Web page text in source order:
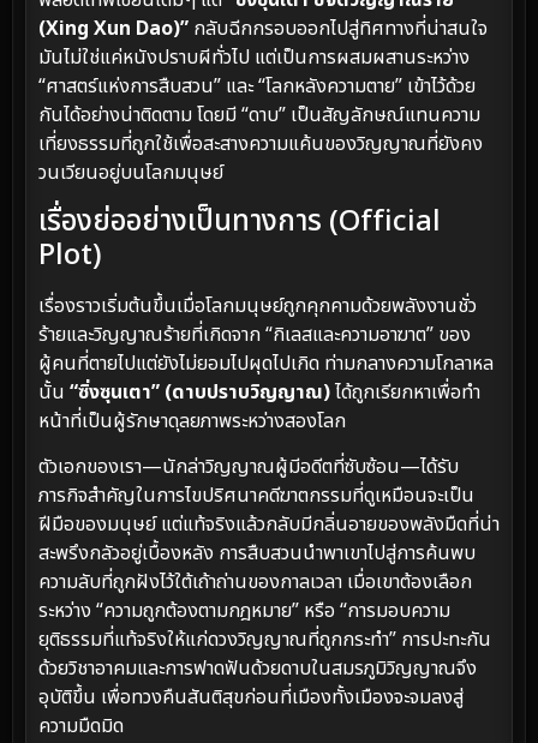
(Xing Xun Dao)” กลับฉีกกรอบออกไปสู่ทิศทางที่น่าสนใจ
มันไม่ใช่แค่หนังปราบผีทั่วไป แต่เป็นการผสมผสานระหว่าง
“ศาสตร์แห่งการสืบสวน” และ “โลกหลังความตาย” เข้าไว้ด้วย
กันได้อย่างน่าติดตาม โดยมี “ดาบ” เป็นสัญลักษณ์แทนความ
เที่ยงธรรมที่ถูกใช้เพื่อสะสางความแค้นของวิญญาณที่ยังคง
วนเวียนอยู่บนโลกมนุษย์
เรื่องย่ออย่างเป็นทางการ (Official
Plot)
เรื่องราวเริ่มต้นขึ้นเมื่อโลกมนุษย์ถูกคุกคามด้วยพลังงานชั่ว
ร้ายและวิญญาณร้ายที่เกิดจาก “กิเลสและความอาฆาต” ของ
ผู้คนที่ตายไปแต่ยังไม่ยอมไปผุดไปเกิด ท่ามกลางความโกลาหล
นั้น “ซิ่งซุนเตา” (ดาบปราบวิญญาณ)ได้ถูกเรียกหาเพื่อทำ
หน้าที่เป็นผู้รักษาดุลยภาพระหว่างสองโลก
ตัวเอกของเรา—นักล่าวิญญาณผู้มีอดีตที่ซับซ้อน—ได้รับ
ภารกิจสำคัญในการไขปริศนาคดีฆาตกรรมที่ดูเหมือนจะเป็น
ฝีมือของมนุษย์ แต่แท้จริงแล้วกลับมีกลิ่นอายของพลังมืดที่น่า
สะพรึงกลัวอยู่เบื้องหลัง การสืบสวนนำพาเขาไปสู่การค้นพบ
ความลับที่ถูกฝังไว้ใต้เถ้าถ่านของกาลเวลา เมื่อเขาต้องเลือก
ระหว่าง “ความถูกต้องตามกฎหมาย” หรือ “การมอบความ
ยุติธรรมที่แท้จริงให้แก่ดวงวิญญาณที่ถูกกระทำ” การปะทะกัน
ด้วยวิชาอาคมและการฟาดฟันด้วยดาบในสมรภูมิวิญญาณจึง
อุบัติขึ้น เพื่อทวงคืนสันติสุขก่อนที่เมืองทั้งเมืองจะจมลงสู่
ความมืดมิด